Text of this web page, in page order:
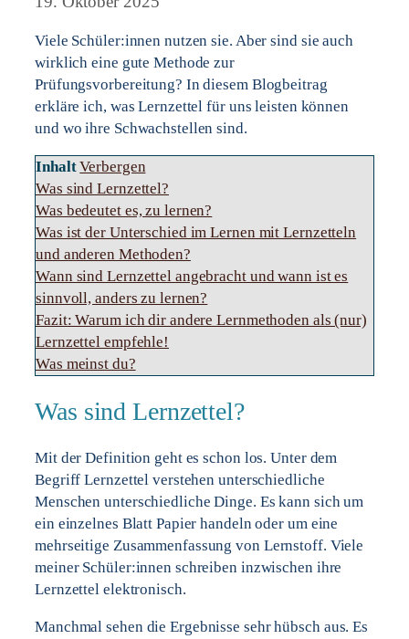
Viele Schüler:innen nutzen sie. Aber sind sie auch
wirklich eine gute Methode zur
Prüfungsvorbereitung? In diesem Blogbeitrag
erkläre ich, was Lernzettel für uns leisten können
und wo ihre Schwachstellen sind.
Inhalt Verbergen
Was sind Lernzettel?
Was bedeutet es, zu lernen?
Was ist der Unterschied im Lernen mit Lernzetteln
und anderen Methoden?
Wann sind Lernzettel angebracht und wann ist es
sinnvoll, anders zu lernen?
Fazit: Warum ich dir andere Lernmethoden als (nur)
Lernzettel empfehle!
Was meinst du?
Was sind Lernzettel?
Mit der Definition geht es schon los. Unter dem
Begriff Lernzettel verstehen unterschiedliche
Menschen unterschiedliche Dinge. Es kann sich um
ein einzelnes Blatt Papier handeln oder um eine
mehrseitige Zusammenfassung von Lernstoff. Viele
meiner Schüler:innen schreiben inzwischen ihre
Lernzettel elektronisch.
Manchmal sehen die Ergebnisse sehr hübsch aus. Es